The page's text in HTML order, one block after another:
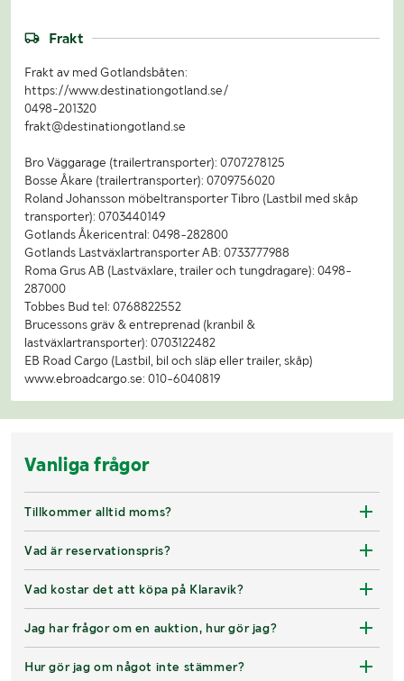
Frakt
Frakt av med Gotlandsbåten:
https://www.destinationgotland.se/
0498-201320
frakt@destinationgotland.se
Bro Väggarage (trailertransporter): 0707278125
Bosse Åkare (trailertransporter): 0709756020
Roland Johansson möbeltransporter Tibro (Lastbil med skåp
transporter): 0703440149
Gotlands Åkericentral: 0498-282800
Gotlands Lastväxlartransporter AB: 0733777988
Roma Grus AB (Lastväxlare, trailer och tungdragare): 0498-
287000
Tobbes Bud tel: 0768822552
Brucessons gräv & entreprenad (kranbil &
lastväxlartransporter): 0703122482
EB Road Cargo (Lastbil, bil och släp eller trailer, skåp)
www.ebroadcargo.se: 010-6040819
Vanliga frågor
Tillkommer alltid moms?
Vad är reservationspris?
Vad kostar det att köpa på Klaravik?
Jag har frågor om en auktion, hur gör jag?
Hur gör jag om något inte stämmer?